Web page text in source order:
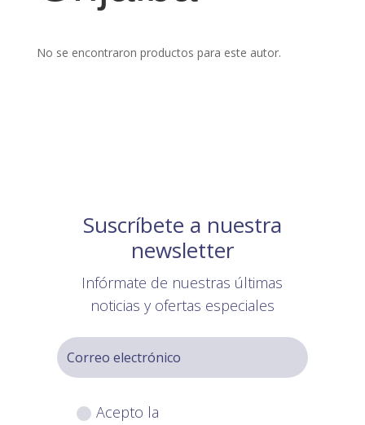
No se encontraron productos para este autor.
Suscríbete a nuestra
newsletter
Infórmate de nuestras últimas
noticias y ofertas especiales
Acepto la